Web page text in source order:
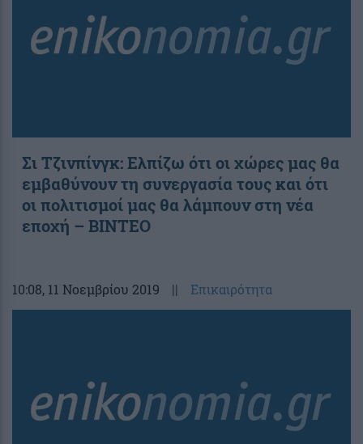
Σι Τζινπίνγκ: Ελπίζω ότι οι χώρες μας θα
εμβαθύνουν τη συνεργασία τους και ότι
οι πολιτισμοί μας θα λάμπουν στη νέα
εποχή – ΒΙΝΤΕΟ
10:08, 11 Νοεμβρίου 2019 || Επικαιρότητα